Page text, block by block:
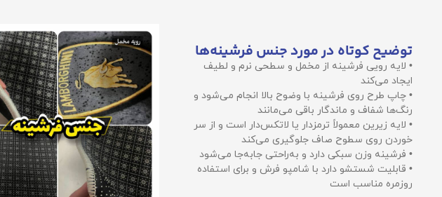
توضیح کوتاه در مورد جنس فرشینه‌ها
• لایه رویی فرشینه از مخمل و سطحی نرم و لطیف
ایجاد می‌کند
• چاپ طرح روی فرشینه با وضوح بالا انجام می‌شود و
رنگ‌ها شفاف و ماندگار باقی می‌مانند
• لایه زیرین معمولاً ترمزدار یا لاتکس‌دار است و از سر
خوردن روی سطوح صاف جلوگیری می‌کند
• فرشینه وزن سبکی دارد و به‌راحتی جابه‌جا می‌شود
• قابلیت شستشو دارد با شامپو فرش و برای استفاده
روزمره مناسب است